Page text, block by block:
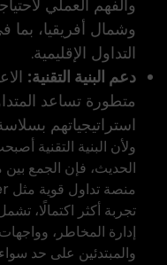
والفهم العملي
وشمال أفريقيا،
التداول الإقليمية.
دعم البنية التقنية:
متطورة تساعد
استراتيجياتهم
ولأن البنية التقنية
الحديث، فإن الجمع
منصة تداول قوية مثل
تجربة أكثر اكتمالًا،
إدارة المخاطر،
والمبتدئين على حد